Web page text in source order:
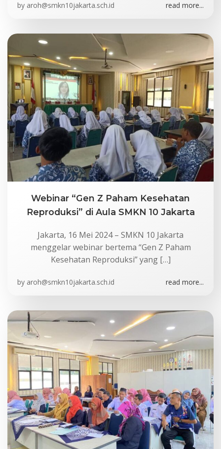
by aroh@smkn10jakarta.sch.id read more...
Webinar “Gen Z Paham Kesehatan
Reproduksi” di Aula SMKN 10 Jakarta
Jakarta, 16 Mei 2024 – SMKN 10 Jakarta
menggelar webinar bertema “Gen Z Paham
Kesehatan Reproduksi” yang […]
by aroh@smkn10jakarta.sch.id read more...